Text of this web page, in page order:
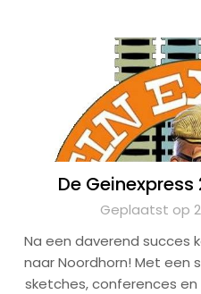
De
Geplaatst op
Na een daverend succes
naar Noordhorn! Met een
sketches, conferences